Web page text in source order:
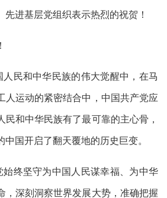
先进基层党组织表示热烈的祝贺！
人民和中华民族的伟大觉醒中，在马
人运动的紧密结合中，中国共产党应
民和中华民族有了最可靠的主心骨，
国开启了翻天覆地的历史巨变。
始终坚守为中国人民谋幸福、为中华
，深刻洞察世界发展大势，准确把握